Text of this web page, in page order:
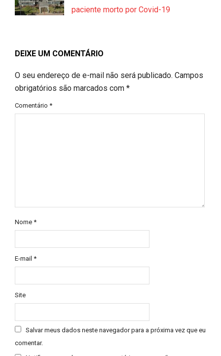
paciente morto por Covid-19
DEIXE UM COMENTÁRIO
O seu endereço de e-mail não será publicado. Campos
obrigatórios são marcados com *
Comentário *
Nome *
E-mail *
Site
Salvar meus dados neste navegador para a próxima vez que eu
comentar.